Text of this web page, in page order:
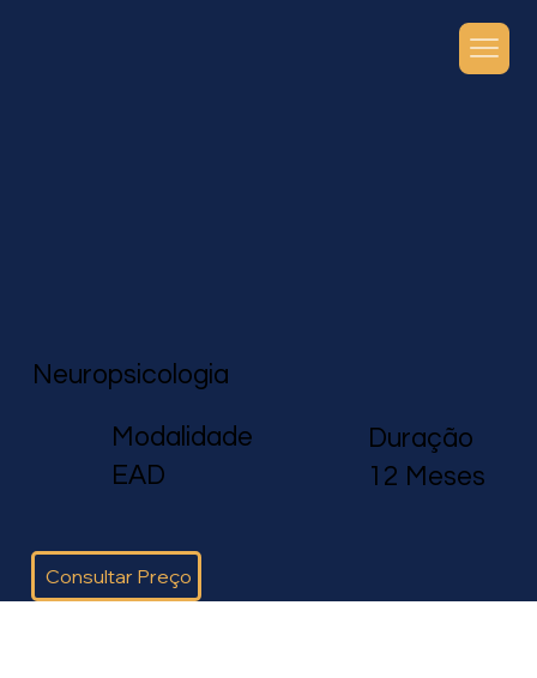
Neuropsicologia
Modalidade
EAD
Duração
12 Meses
Consultar Preço